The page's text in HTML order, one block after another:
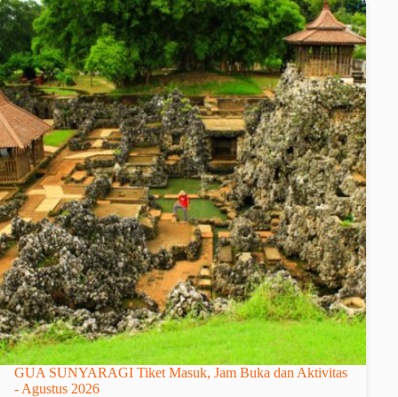
GUA SUNYARAGI Tiket Masuk, Jam Buka dan Aktivitas
- Agustus 2026